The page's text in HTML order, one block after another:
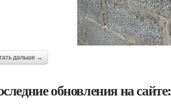
дальше →
обновления на сайте: